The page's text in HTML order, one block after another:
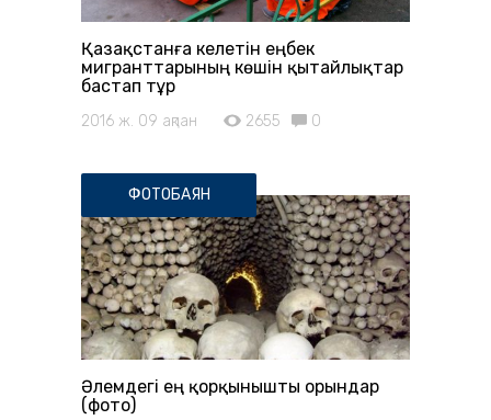
Қазақстанға келетін еңбек
мигранттарының көшін қытайлықтар
бастап тұр
2016 ж. 09 ақпан 2655 0
ФОТОБАЯН
Әлемдегі ең қорқынышты орындар
(фото)